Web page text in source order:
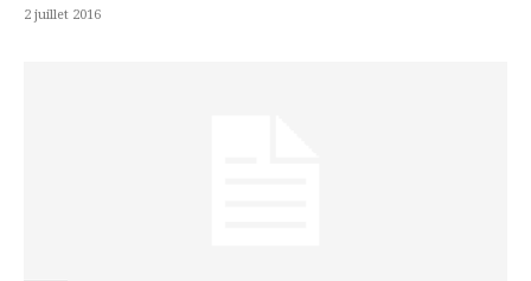
2 juillet 2016